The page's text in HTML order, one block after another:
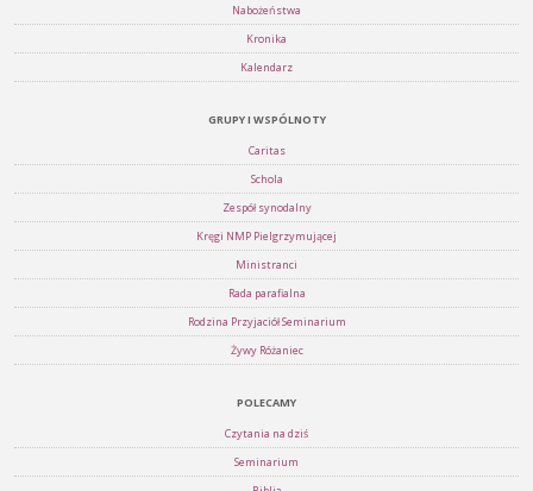
Nabożeństwa
Kronika
Kalendarz
GRUPY I WSPÓLNOTY
Caritas
Schola
Zespół synodalny
Kręgi NMP Pielgrzymującej
Ministranci
Rada parafialna
Rodzina Przyjaciół Seminarium
Żywy Różaniec
POLECAMY
Czytania na dziś
Seminarium